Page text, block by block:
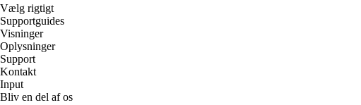
Vælg rigtigt
Supportguides
Visninger
Oplysninger
Support
Kontakt
Input
Bliv en del af os